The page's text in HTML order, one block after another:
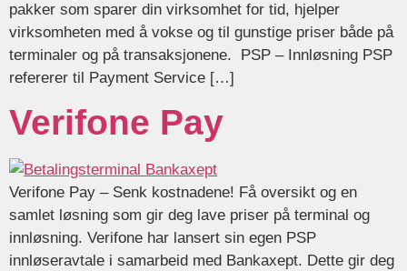
pakker som sparer din virksomhet for tid, hjelper
virksomheten med å vokse og til gunstige priser både på
terminaler og på transaksjonene. PSP – Innløsning PSP
refererer til Payment Service […]
Verifone Pay
Verifone Pay – Senk kostnadene! Få oversikt og en
samlet løsning som gir deg lave priser på terminal og
innløsning. Verifone har lansert sin egen PSP
innløseravtale i samarbeid med Bankaxept. Dette gir deg